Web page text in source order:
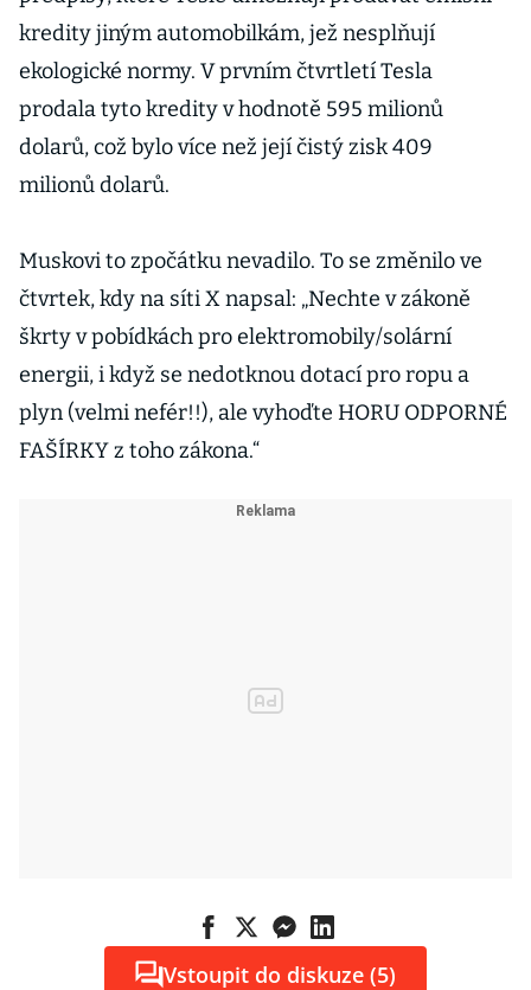
kredity jiným automobilkám, jež nesplňují
ekologické normy. V prvním čtvrtletí Tesla
prodala tyto kredity v hodnotě 595 milionů
dolarů, což bylo více než její čistý zisk 409
milionů dolarů.
Muskovi to zpočátku nevadilo. To se změnilo ve
čtvrtek, kdy na síti X napsal: „Nechte v zákoně
škrty v pobídkách pro elektromobily/solární
energii, i když se nedotknou dotací pro ropu a
plyn (velmi nefér!!), ale vyhoďte HORU ODPORNÉ
FAŠÍRKY z toho zákona.“
Vstoupit do diskuze (5)